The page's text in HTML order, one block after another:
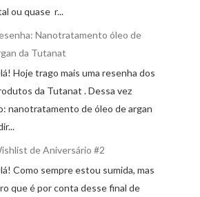
ou quase r...
Nanotratamento óleo de
da Tutanat
Hoje trago mais uma resenha dos
da Tutanat . Dessa vez
nanotratamento de óleo de argan
de Aniversário #2
Como sempre estou sumida, mas
que é por conta desse final de